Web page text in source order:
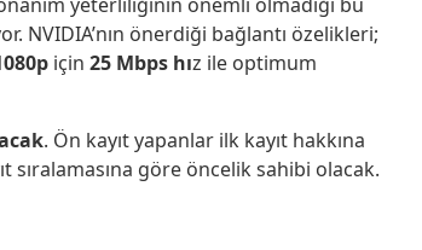
NVIDIA’nın önerdiği bağlantı özelikleri;
için 25 Mbps hız ile optimum
. Ön kayıt yapanlar ilk kayıt hakkına
sıralamasına göre öncelik sahibi olacak.